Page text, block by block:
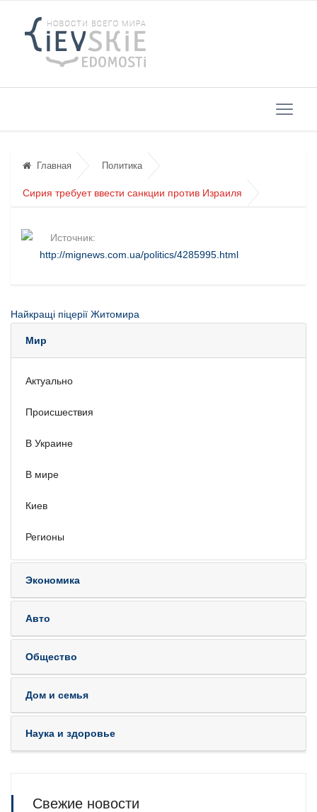
Главная Политика
Сирия требует ввести санкции против Израиля
Источник:
http://mignews.com.ua/politics/4285995.html
Найкращі піцерії Житомира
Мир
Актуально
Происшествия
В Украине
В мире
Киев
Регионы
Экономика
Авто
Общество
Дом и семья
Наука и здоровье
Свежие новости